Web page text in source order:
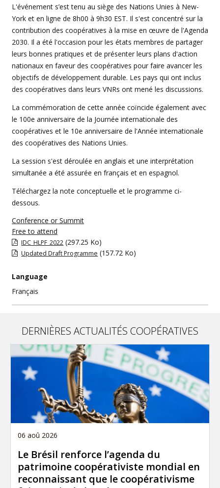
L'événement s’est tenu au siège des Nations Unies à New-
York et en ligne de 8h00 à 9h30 EST. Il s'est concentré sur la
contribution des coopératives à la mise en œuvre de l'Agenda
2030. Il a été l'occasion pour les états membres de partager
leurs bonnes pratiques et de présenter leurs plans d'action
nationaux en faveur des coopératives pour faire avancer les
objectifs de développement durable. Les pays qui ont inclus
des coopératives dans leurs VNRs ont mené les discussions.
La commémoration de cette année coïncide également avec
le 100e anniversaire de la Journée internationale des
coopératives et le 10e anniversaire de l'Année internationale
des coopératives des Nations Unies.
La session s'est déroulée en anglais et une interprétation
simultanée a été assurée en français et en espagnol.
Téléchargez la note conceptuelle et le programme ci-
dessous.
Conference or Summit
Free to attend
IDC_HLPF_2022 (297.25 Ko)
Updated Draft Programme (157.72 Ko)
Language
Français
DERNIÈRES ACTUALITÉS COOPÉRATIVES
06 aoû 2026
Le Brésil renforce l’agenda du
patrimoine coopérativiste mondial en
reconnaissant que le coopérativisme